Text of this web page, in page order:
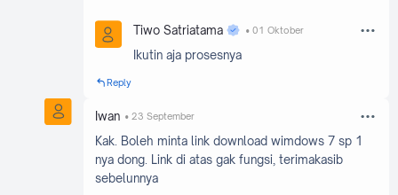
Tiwo Satriatama 01 Oktober
Ikutin aja prosesnya
Reply
Iwan 23 September
Kak. Boleh minta link download wimdows 7 sp 1
nya dong. Link di atas gak fungsi, terimakasib
sebelunnya